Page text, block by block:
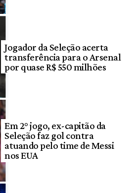
Jogador da Seleção acerta
transferência para o Arsenal
por quase R$ 550 milhões
Em 2° jogo, ex-capitão da
Seleção faz gol contra
atuando pelo time de Messi
nos EUA